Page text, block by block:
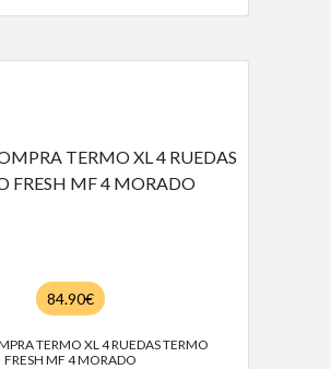
84.90€
TERMO XL 4 RUEDAS TERMO
FRESH MF 4 MORADO